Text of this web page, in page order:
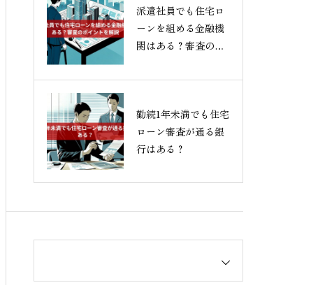
派遣社員でも住宅ロ
ーンを組める金融機
関はある？審査のポ
勤続1年未満でも住宅
ローン審査が通る銀
行はある？